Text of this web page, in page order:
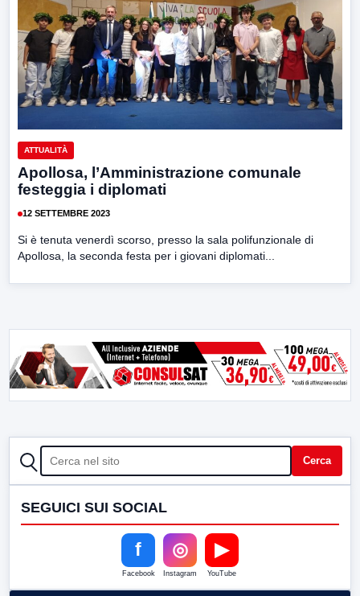
ATTUALITÀ
Apollosa, l’Amministrazione comunale
festeggia i diplomati
12 SETTEMBRE 2023
Si è tenuta venerdì scorso, presso la sala polifunzionale di
Apollosa, la seconda festa per i giovani diplomati...
CERCA Cerca
SEGUICI SUI SOCIAL
f
Facebook
◎
Instagram
▶
YouTube